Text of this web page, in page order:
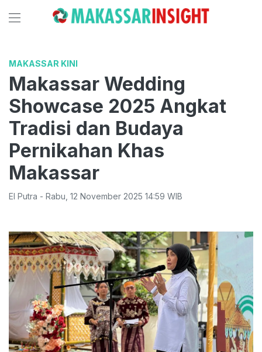
MAKASSAR KINI
Makassar Wedding
Showcase 2025 Angkat
Tradisi dan Budaya
Pernikahan Khas
Makassar
El Putra - Rabu 12 November 2025 14:59 WIB